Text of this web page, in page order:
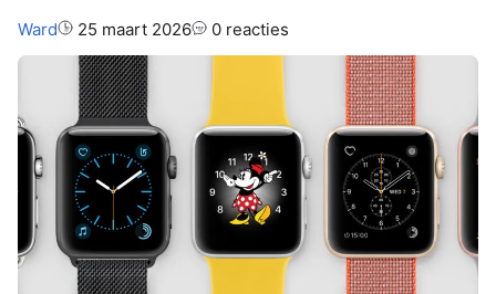
Auteur:
Ward 25 maart 2026 0 reacties